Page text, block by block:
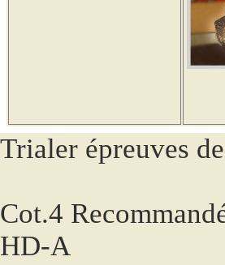
Trialer épreuves
Cot.4
HD-A